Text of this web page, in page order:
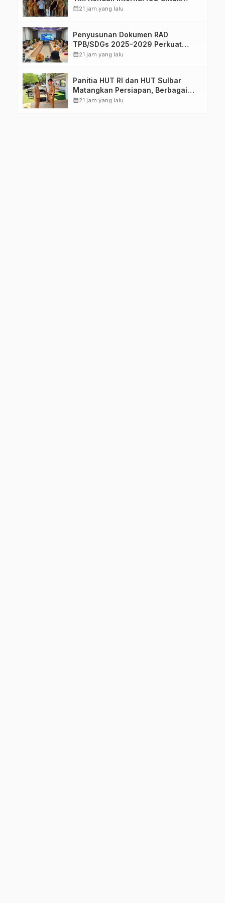
Dukung Sertifikasi ISPO Pekebun di
calendar_month21 jam yang lalu
Penyusunan Dokumen RAD
TPB/SDGs 2025–2029 Perkuat
Arah Pembangunan Berkelanjutan
calendar_month21 jam yang lalu
Panitia HUT RI dan HUT Sulbar
Matangkan Persiapan, Berbagai
Lomba Akan Dilaksanakan Pemprov
calendar_month21 jam yang lalu